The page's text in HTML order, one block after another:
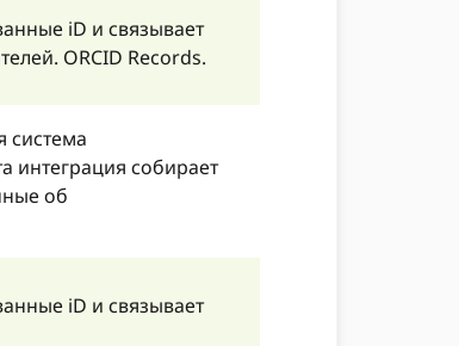
iD и связывает
ORCID Records.
система
интеграция собирает
об
iD и связывает